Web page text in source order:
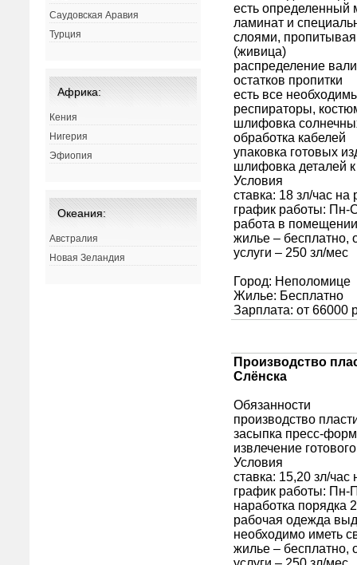
Саудовская Аравия
Турция
Африка:
Кения
Нигерия
Эфиопия
Океания:
Австралия
Новая Зеландия